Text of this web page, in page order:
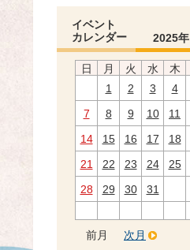
イベント
カレンダー
2025年
日 月 火 水 木
1
2 3 4
7
8 9 10 11
14
15 16 17 18
21
22 23 24 25
28
29 30 31
前月 次月